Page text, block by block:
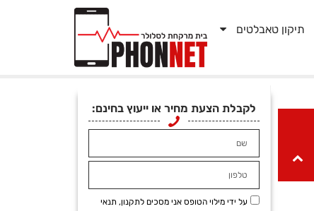
תיקון טאבלטים
לקבלת הצעת מחיר או ייעוץ בחינם:
על ידי מילוי הטופס אני מסכים לתקנון, תנאי